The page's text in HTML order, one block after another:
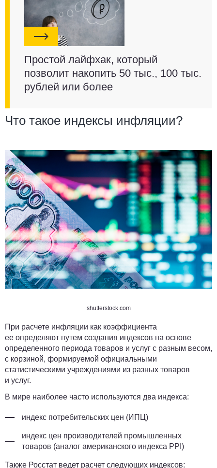
Простой лайфхак, который
позволит накопить 50 тыс., 100 тыс.
рублей или более
Что такое индексы инфляции?
shutterstock.com
При расчете инфляции как коэффициента
ее определяют путем создания индексов на основе
определенного периода товаров и услуг с разным весом,
с корзиной, формируемой официальными
статистическими учреждениями из разных товаров
и услуг.
В мире наиболее часто используются два индекса:
индекс потребительских цен (ИПЦ)
индекс цен производителей промышленных
товаров (аналог американского индекса PPI)
Также Росстат ведет расчет следующих индексов: